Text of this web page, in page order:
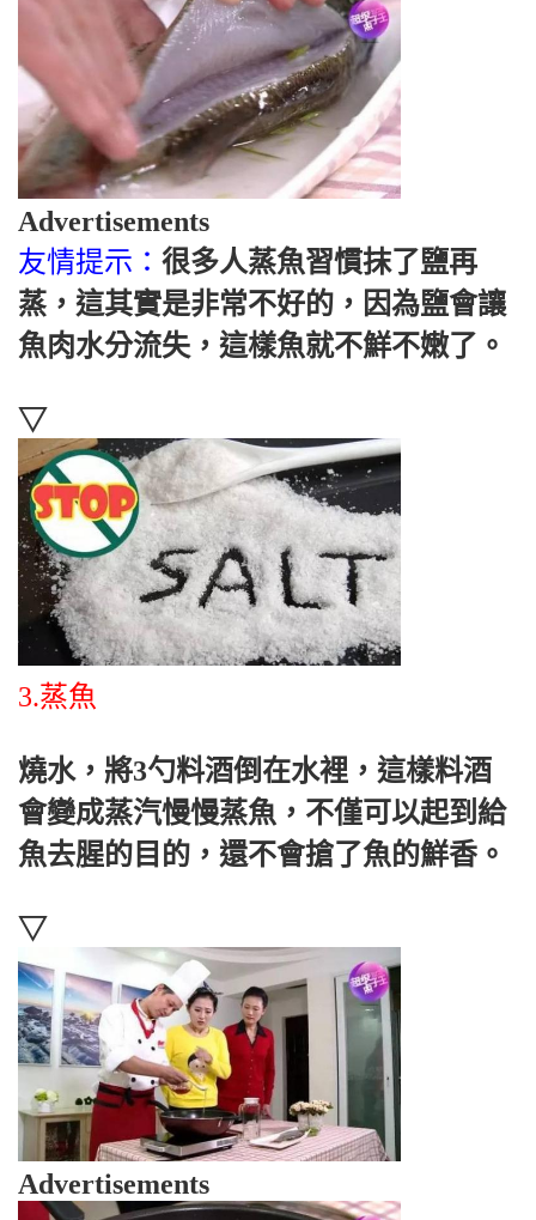
Advertisements
友情提示： 很多人蒸魚習慣抹了鹽再
蒸，這其實是非常不好的，因為鹽會讓
魚肉水分流失，這樣魚就不鮮不嫩了。
▽
3.蒸魚
燒水，將3勺料酒倒在水裡，這樣料酒
會變成蒸汽慢慢蒸魚，不僅可以起到給
魚去腥的目的，還不會搶了魚的鮮香。
▽
Advertisements